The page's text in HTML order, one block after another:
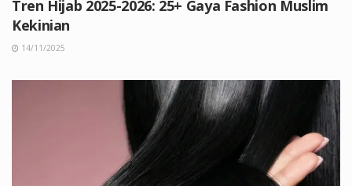
Tren Hijab 2025-2026: 25+ Gaya Fashion Muslim
Kekinian
14/11/2025